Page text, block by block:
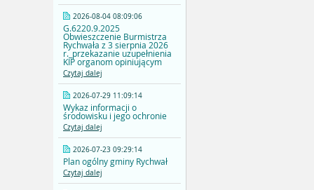
2026-08-04 08:09:06
G.6220.9.2025
Obwieszczenie Burmistrza
Rychwała z 3 sierpnia 2026
r._przekazanie uzupełnienia
KIP organom opiniującym
Czytaj dalej
2026-07-29 11:09:14
Wykaz informacji o
środowisku i jego ochronie
Czytaj dalej
2026-07-23 09:29:14
Plan ogólny gminy Rychwał
Czytaj dalej